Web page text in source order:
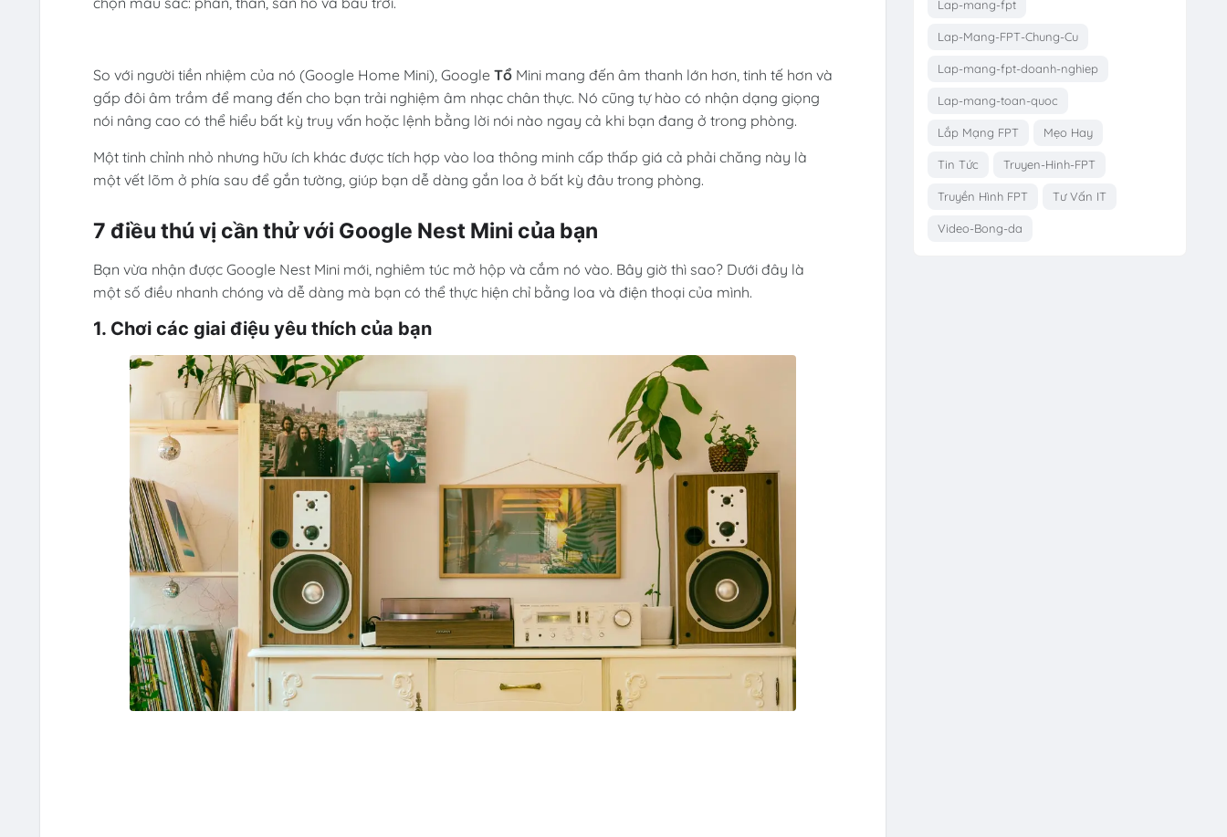
So với người tiền nhiệm của nó (Google Home Mini), Google TổMini mang đến âm thanh lớn hơn, tinh tế hơn và
gấp đôi âm trầm để mang đến cho bạn trải nghiệm âm nhạc chân thực. Nó cũng tự hào có nhận dạng giọng
nói nâng cao có thể hiểu bất kỳ truy vấn hoặc lệnh bằng lời nói nào ngay cả khi bạn đang ở trong phòng.
Một tinh chỉnh nhỏ nhưng hữu ích khác được tích hợp vào loa thông minh cấp thấp giá cả phải chăng này là
một vết lõm ở phía sau để gắn tường, giúp bạn dễ dàng gắn loa ở bất kỳ đâu trong phòng.
7 điều thú vị cần thử với Google Nest Mini của bạn
Bạn vừa nhận được Google Nest Mini mới, nghiêm túc mở hộp và cắm nó vào. Bây giờ thì sao? Dưới đây là
một số điều nhanh chóng và dễ dàng mà bạn có thể thực hiện chỉ bằng loa và điện thoại của mình.
1. Chơi các giai điệu yêu thích của bạn
Lap-mang-fpt
Lap-Mang-FPT-Chung-Cu
Lap-mang-fpt-doanh-nghiep
Lap-mang-toan-quoc
Lắp Mạng FPT Mẹo Hay
Tin Tức Truyen-Hinh-FPT
Truyền Hình FPT Tư Vấn IT
Video-Bong-da